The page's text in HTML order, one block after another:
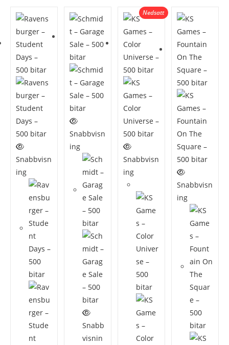
Snabbvisn
ing
Snabbvisn
ing
Snabb
visnin
Snabbvisn
ing
Nedsatt
Snabbvisn
ing